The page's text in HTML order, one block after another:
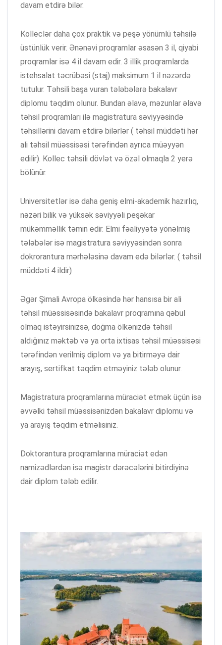
davam etdirə bilər.
Kolleclər daha çox praktik və peşə yönümlü təhsilə
üstünlük verir. Ənənəvi proqramlar əsasən 3 il, qiyabi
proqramlar isə 4 il davam edir. 3 illik proqramlarda
istehsalat təcrübəsi (staj) maksimum 1 il nəzərdə
tutulur. Təhsili başa vuran tələbələrə bakalavr
diplomu təqdim olunur. Bundan əlavə, məzunlar əlavə
təhsil proqramları ilə magistratura səviyyəsində
təhsillərini davam etdirə bilərlər ( təhsil müddəti hər
ali təhsil müəssisəsi tərəfindən ayrıca müəyyən
edilir). Kollec təhsili dövlət və özəl olmaqla 2 yerə
bölünür.
Universitetlər isə daha geniş elmi-akademik hazırlıq,
nəzəri bilik və yüksək səviyyəli peşəkar
mükəmməllik təmin edir. Elmi fəaliyyətə yönəlmiş
tələbələr isə magistratura səviyyəsindən sonra
dokrorantura mərhələsinə davam edə bilərlər. ( təhsil
müddəti 4 ildir)
Əgər Şimali Avropa ölkəsində hər hansısa bir ali
təhsil müəssisəsində bakalavr proqramına qəbul
olmaq istəyirsinizsə, doğma ölkənizdə təhsil
aldığınız məktəb və ya orta ixtisas təhsil müəssisəsi
tərəfindən verilmiş diplom və ya bitirməyə dair
arayış, sertifkat təqdim etməyiniz tələb olunur.
Magistratura proqramlarına müraciət etmək üçün isə
əvvəlki təhsil müəssisənizdən bakalavr diplomu və
ya arayış təqdim etməlisiniz.
Doktorantura proqramlarına müraciət edən
namizədlərdən isə magistr dərəcələrini bitirdiyinə
dair diplom tələb edilir.